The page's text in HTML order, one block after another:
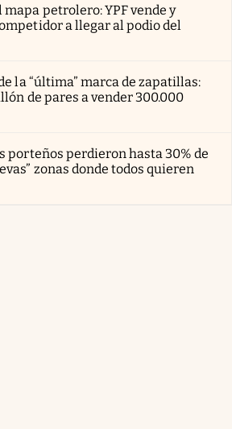
mapa petrolero: YPF vende y
a llegar al podio del
la “última” marca de zapatillas:
de pares a vender 300.000
porteños perdieron hasta 30% de
zonas donde todos quieren